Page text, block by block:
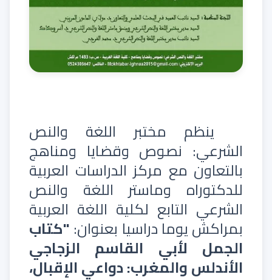
ينظم مختبر اللغة والنص
الشرعي: نصوص وقضايا ومناهج
بالتعاون مع مركز الدراسات العربية
للدكتوراه وماستر اللغة والنص
الشرعي التابع لكلية اللغة العربية
بمراكش يوما دراسيا بعنوان: "كتاب
الجمل لأبي القاسم الزجاجي
الأندلس والمغرب: دواعي الإقبال،